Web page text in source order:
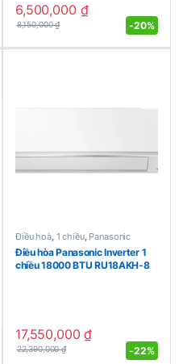
6,500,000 ₫
8,150,000₫ -20%
Điều hoà, 1 chiều, Panasonic
Điều hòa Panasonic Inverter 1
chiều 18000 BTU RU18AKH-8
17,550,000₫
22,390,000₫ -22%